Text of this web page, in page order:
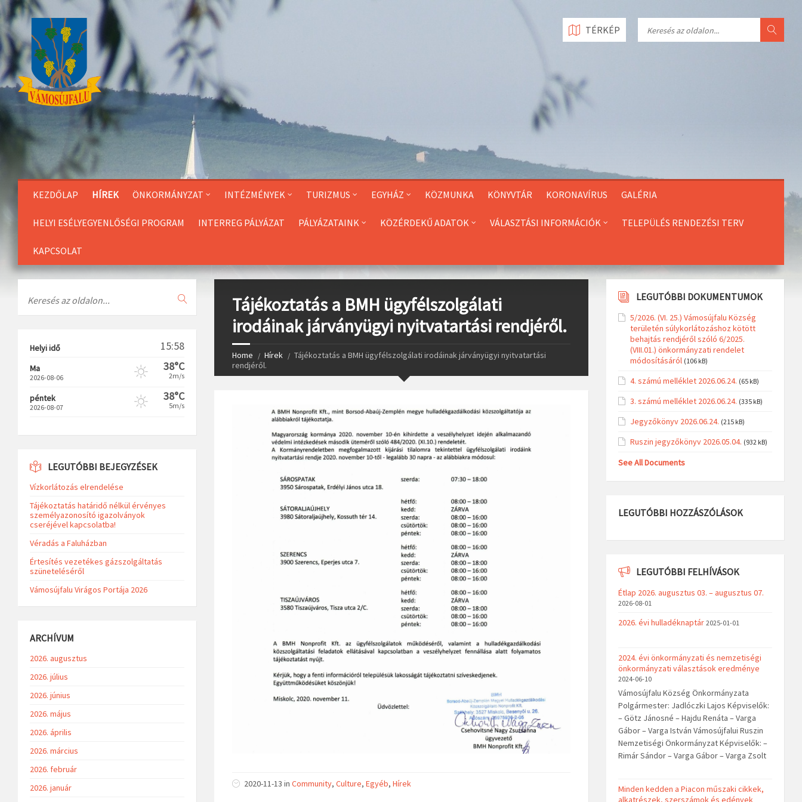
Skip
to
Content
KEZDŐLAP HÍREK ÖNKORMÁNYZAT INTÉZMÉNYEK TURIZMUS EGYHÁZ KÖZMUNKA KÖNYVTÁR KORONAVÍRUS GALÉRIA
HELYI ESÉLYEGYENLŐSÉGI PROGRAM INTERREG PÁLYÁZAT PÁLYÁZATAINK KÖZÉRDEKŰ ADATOK VÁLASZTÁSI INFORMÁCIÓK TELEPÜLÉS RENDEZÉSI TERV
KAPCSOLAT
TÉRKÉP
Tájékoztatás a BMH ügyfélszolgálati
irodáinak járványügyi nyitvatartási rendjéről.
Home Hírek
Tájékoztatás a BMH ügyfélszolgálati irodáinak járványügyi nyitvatartási
rendjéről.
2020-11-13 in Community, Culture, Egyéb, Hírek
Helyi idő 15:58
Ma
2026-08-06
38°C
2m/s
péntek
2026-08-07
38°C
5m/s
LEGUTÓBBI BEJEGYZÉSEK
Vízkorlátozás elrendelése
Tájékoztatás határidő nélkül érvényes
személyazonosító igazolványok
cseréjével kapcsolatba!
Véradás a Faluházban
Értesítés vezetékes gázszolgáltatás
szüneteléséről
Vámosújfalu Virágos Portája 2026
ARCHÍVUM
2026. augusztus
2026. július
2026. június
2026. május
2026. április
2026. március
2026. február
2026. január
LEGUTÓBBI DOKUMENTUMOK
5/2026. (VI. 25.) Vámosújfalu Község
területén súlykorlátozáshoz kötött
behajtás rendjéről szóló 6/2025.
(VIII.01.) önkormányzati rendelet
módosításáról (106 kB)
4. számú melléklet 2026.06.24. (65 kB)
3. számú melléklet 2026.06.24. (335 kB)
Jegyzőkönyv 2026.06.24. (215 kB)
Ruszin jegyzőkönyv 2026.05.04. (932 kB)
See All Documents
LEGUTÓBBI HOZZÁSZÓLÁSOK
LEGUTÓBBI FELHÍVÁSOK
Étlap 2026. augusztus 03. – augusztus 07.
2026-08-01
2026. évi hulladéknaptár 2025-01-01
2024. évi önkormányzati és nemzetiségi
önkormányzati választások eredménye
2024-06-10
Vámosújfalu Község Önkormányzata
Polgármester: Jadlóczki Lajos Képviselők:
– Götz Jánosné – Hajdu Renáta – Varga
Gábor – Varga István Vámosújfalui Ruszin
Nemzetiségi Önkormányzat Képviselők: –
Rimár Sándor – Varga Gábor – Varga Zsolt
Minden kedden a Piacon műszaki cikkek,
alkatrészek, szerszámok és edények